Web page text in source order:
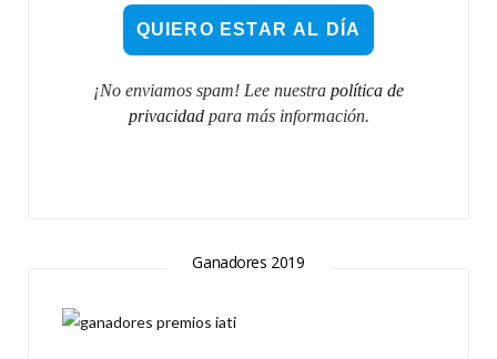
¡No enviamos spam! Lee nuestra política de
privacidadpara más información.
Ganadores 2019